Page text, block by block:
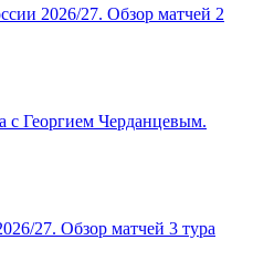
2026/27. Обзор матчей 2
с Георгием Черданцевым.
27. Обзор матчей 3 тура